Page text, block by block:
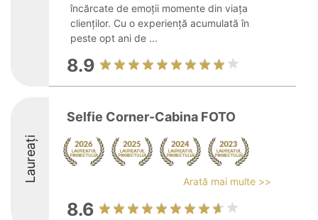
încărcate de emoții momente din viața
clienților. Cu o experiență acumulată în
peste opt ani de ...
8.9
Laureați
Selfie Corner-Cabina FOTO
Arată mai multe >>
8.6